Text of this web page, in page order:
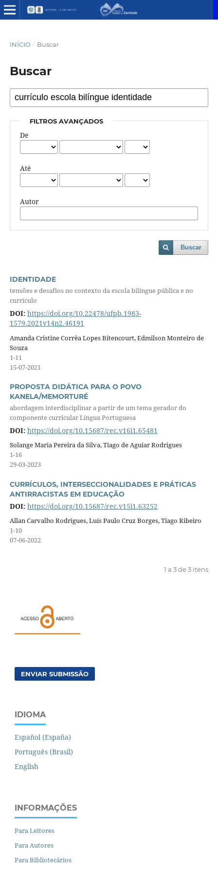
INÍCIO / Buscar
Buscar
FILTROS AVANÇADOS
De
Até
Autor
Buscar
IDENTIDADE
tensões e desafios no contexto da escola bilíngue pública e no
currículo
DOI: https://doi.org/10.22478/ufpb.1983-
1579.2021v14n2.46191
Amanda Cristine Corrêa Lopes Bitencourt, Edmilson Monteiro de
Souza
1-11
15-07-2021
PROPOSTA DIDÁTICA PARA O POVO
KANELA/MEMORTURÉ
abordagem interdisciplinar a partir de um tema gerador do
componente curricular Língua Portuguesa
DOI: https://doi.org/10.15687/rec.v16i1.65481
Solange Maria Pereira da Silva, Tiago de Aguiar Rodrigues
1-16
29-03-2023
CURRÍCULOS, INTERSECCIONALIDADES E PRÁTICAS
ANTIRRACISTAS EM EDUCAÇÃO
DOI: https://doi.org/10.15687/rec.v15i1.63252
Allan Carvalho Rodrigues, Luís Paulo Cruz Borges, Tiago Ribeiro
1-10
07-06-2022
1 a 3 de 3 itens
ENVIAR SUBMISSÃO
IDIOMA
Español (España)
Português (Brasil)
English
INFORMAÇÕES
Para Leitores
Para Autores
Para Bibliotecários